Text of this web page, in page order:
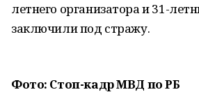
летнего организатора и 31-
заключили под стражу.
Фото: Стоп-кадр МВД по РБ